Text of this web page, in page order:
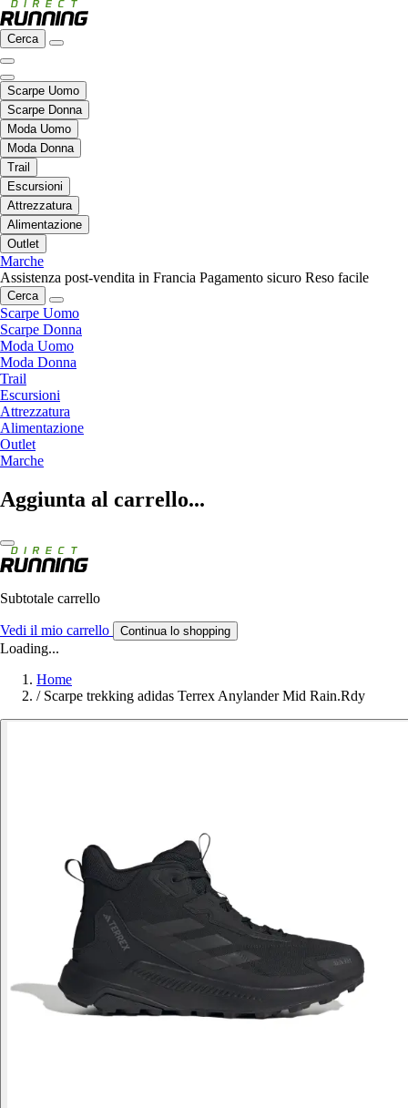
Cerca
Scarpe Uomo
Scarpe Donna
Moda Uomo
Moda Donna
Trail
Escursioni
Attrezzatura
Alimentazione
Outlet
Marche
Assistenza post-vendita in Francia Pagamento sicuro Reso facile
Cerca
Scarpe Uomo
Scarpe Donna
Moda Uomo
Moda Donna
Trail
Escursioni
Attrezzatura
Alimentazione
Outlet
Marche
Aggiunta al carrello...
Subtotale carrello
Vedi il mio carrello Continua lo shopping
Loading...
Home
/ Scarpe trekking adidas Terrex Anylander Mid Rain.Rdy